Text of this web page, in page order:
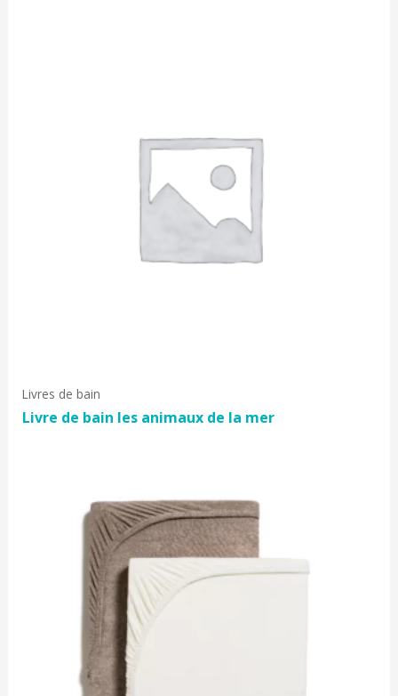
Livres de bain
Livre de bain les animaux de la mer